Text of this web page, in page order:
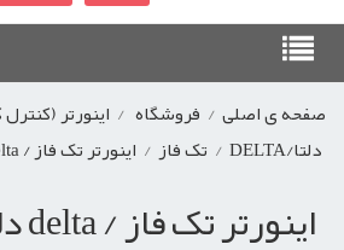
صفحه ی اصلی / فروشگاه / اینورتر
دلتا/DELTA
/ تک فاز / اینورتر تک فاز / delta دلتا /VFD-B
اینورتر تک فاز / delta دلتا /VFD-B